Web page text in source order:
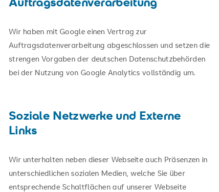
Wir haben mit Google einen Vertrag zur
Auftragsdatenverarbeitung abgeschlossen und setzen die
strengen Vorgaben der deutschen Datenschutzbehörden
bei der Nutzung von Google Analytics vollständig um.
Soziale Netzwerke und Externe
Links
Wir unterhalten neben dieser Webseite auch Präsenzen in
unterschiedlichen sozialen Medien, welche Sie über
entsprechende Schaltflächen auf unserer Webseite